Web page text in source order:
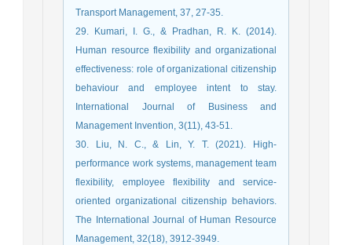
Transport Management, 37, 27-35.
29. Kumari, I. G., & Pradhan, R. K. (2014).
Human resource flexibility and organizational
effectiveness: role of organizational citizenship
behaviour and employee intent to stay.
International Journal of Business and
Management Invention, 3(11), 43-51.
30. Liu, N. C., & Lin, Y. T. (2021). High-
performance work systems, management team
flexibility, employee flexibility and service-
oriented organizational citizenship behaviors.
The International Journal of Human Resource
Management, 32(18), 3912-3949.